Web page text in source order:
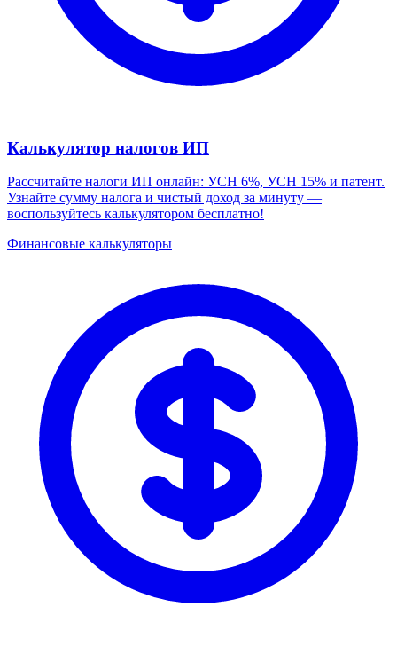
Калькулятор налогов ИП
Рассчитайте налоги ИП онлайн: УСН 6%, УСН 15% и патент.
Узнайте сумму налога и чистый доход за минуту —
воспользуйтесь калькулятором бесплатно!
Финансовые калькуляторы